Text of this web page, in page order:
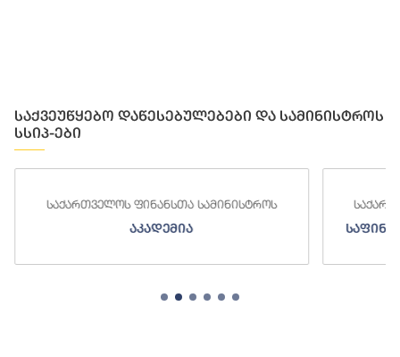
საქვეუწყებო დაწესებულებები და სამინისტროს
სსიპ-ები
ფინანსთა სამინისტროს
საქართველოს
საფინანსო-